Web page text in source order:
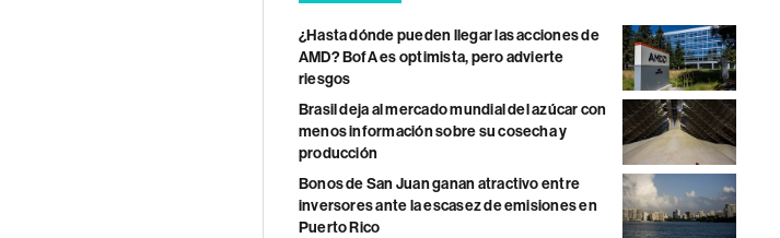
¿Hasta dónde pueden llegar las acciones de
AMD? BofA es optimista, pero advierte
riesgos
Brasil deja al mercado mundial del azúcar con
menos información sobre su cosecha y
producción
Bonos de San Juan ganan atractivo entre
inversores ante la escasez de emisiones en
Puerto Rico